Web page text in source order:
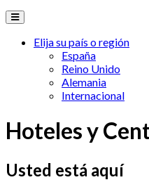
Elija su país o región
España
Reino Unido
Alemania
Internacional
Hoteles y
Usted está aquí